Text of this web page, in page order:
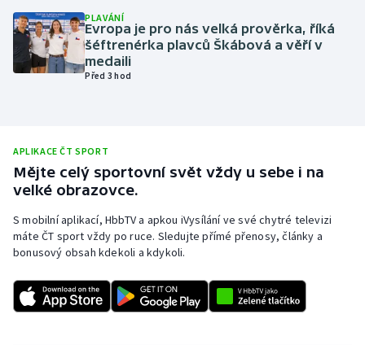
Plavání
Plážový volejbal
Rychlostní kanoistika
Short track
Sportovní střelba
Stolní tenis
PLAVÁNÍ
Evropa je pro nás velká prověrka, říká
šéftrenérka plavců Škábová a věří v
medaili
Před 3 hod
APLIKACE ČT SPORT
Mějte celý sportovní svět vždy u sebe i na
velké obrazovce.
S mobilní aplikací, HbbTV a apkou iVysílání ve své chytré televizi
máte ČT sport vždy po ruce. Sledujte přímé přenosy, články a
bonusový obsah kdekoli a kdykoli.